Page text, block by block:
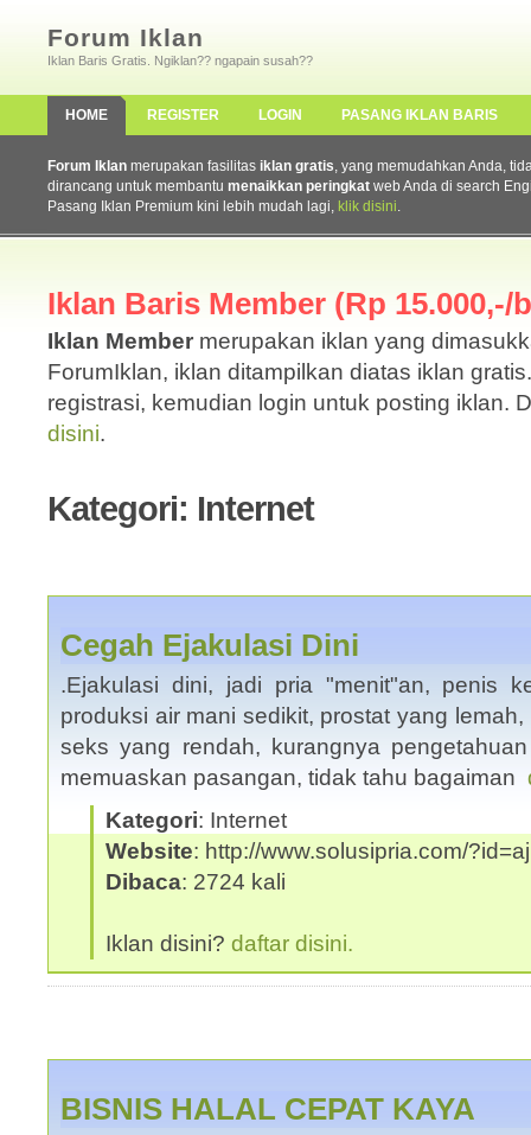
Forum Iklan
Iklan Baris Gratis. Ngiklan?? ngapain susah??
HOME REGISTER LOGIN PASANG IKLAN BARIS
Forum Iklan merupakan fasilitas iklan gratis, yang memudahkan Anda,
dirancang untuk membantu menaikkan peringkat web Anda di search
Pasang Iklan Premium kini lebih mudah lagi, klik disini.
Iklan Baris Member (Rp 15.000,-/
Iklan Member merupakan iklan yang
ForumIklan, iklan ditampilkan diatas iklan
registrasi, kemudian login untuk posting iklan.
disini.
Kategori: Internet
Cegah Ejakulasi Dini
.Ejakulasi dini, jadi pria "menit"an, penis
produksi air mani sedikit, prostat yang
seks yang rendah, kurangnya
memuaskan pasangan, tidak tahu bagaiman
Kategori: Internet
Website: http://www.solusipria.com/
Dibaca: 2724 kali
Iklan disini? daftar disini.
BISNIS HALAL CEPAT KAYA